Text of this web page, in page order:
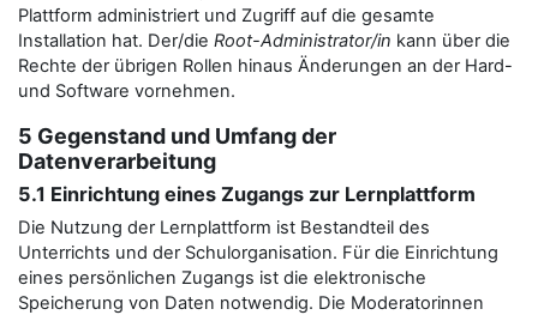
Plattform administriert und Zugriff auf die gesamte
Installation hat. Der/die Root-Administrator/in kann über die
Rechte der übrigen Rollen hinaus Änderungen an der Hard-
und Software vornehmen.
5 Gegenstand und Umfang der
Datenverarbeitung
5.1 Einrichtung eines Zugangs zur Lernplattform
Die Nutzung der Lernplattform ist Bestandteil des
Unterrichts und der Schulorganisation. Für die Einrichtung
eines persönlichen Zugangs ist die elektronische
Speicherung von Daten notwendig. Die Moderatorinnen